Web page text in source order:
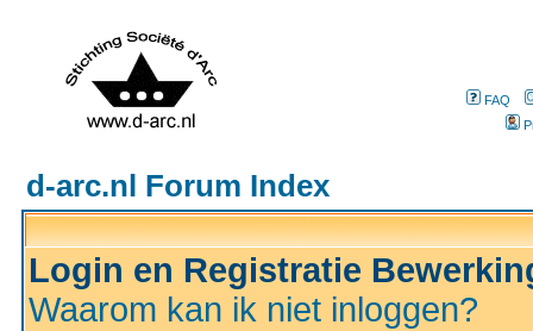
FAQ
d-arc.nl Forum Index
Login en Registratie
Waarom kan ik niet inloggen?